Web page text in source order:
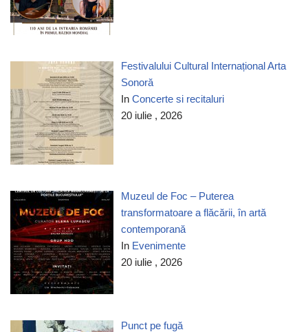
Festivalului Cultural Internațional Arta
Sonoră
InConcerte si recitaluri
20 iulie , 2026
Muzeul de Foc – Puterea
transformatoare a flăcării, în artă
contemporană
In Evenimente
20 iulie , 2026
Punct pe fugă